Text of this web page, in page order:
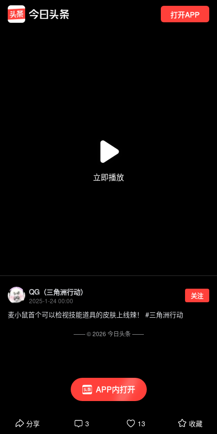
打开APP
APP内打开
QG（三角洲行动）
2025-1-24 00:00
关注
麦小鼠首个可以检视技能道具的皮肤上线辣！ #三角洲行动
分享 3 13 收藏
—— ©2026 今日头条——